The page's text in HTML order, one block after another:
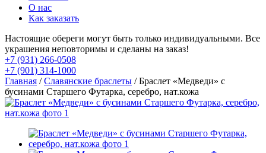
О нас
Как заказать
Настоящие обереги могут быть только индивидуальными. Все
украшения неповторимы и сделаны на заказ!
+7 (931) 266-0508
+7 (901) 314-1000
Главная /Славянские браслеты / Браслет «Медведи» с
бусинами Старшего Футарка, серебро, нат.кожа